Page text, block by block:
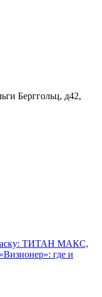
Берггольц, д42,
ТИТАН МАКС,
где и